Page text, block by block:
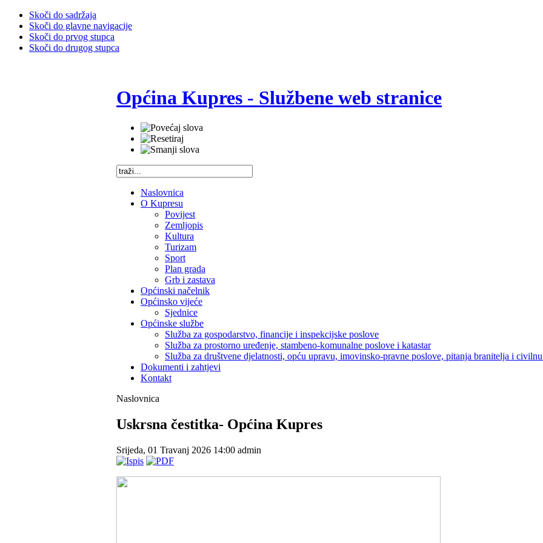
Skoči do sadržaja
Skoči do glavne navigacije
Skoči do prvog stupca
Skoči do drugog stupca
Općina Kupres - Službene web stranice
Naslovnica
O Kupresu
Povijest
Zemljopis
Kultura
Turizam
Sport
Plan grada
Grb i zastava
Općinski načelnik
Općinsko vijeće
Sjednice
Općinske službe
Služba za gospodarstvo, financije i inspekcijske poslove
Služba za prostorno uređenje, stambeno-komunalne poslove i katastar
Služba za društvene djelatnosti, opću upravu, imovinsko-pravne poslove, pitanja branitelja i
Dokumenti i zahtjevi
Kontakt
Naslovnica
Uskrsna čestitka- Općina Kupres
Srijeda, 01 Travanj 2026 14:00 admin